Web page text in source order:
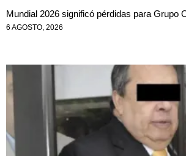
Mundial 2026 significó pérdidas para Grupo
6 AGOSTO, 2026